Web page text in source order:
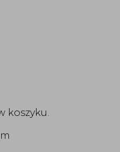
koszyku.